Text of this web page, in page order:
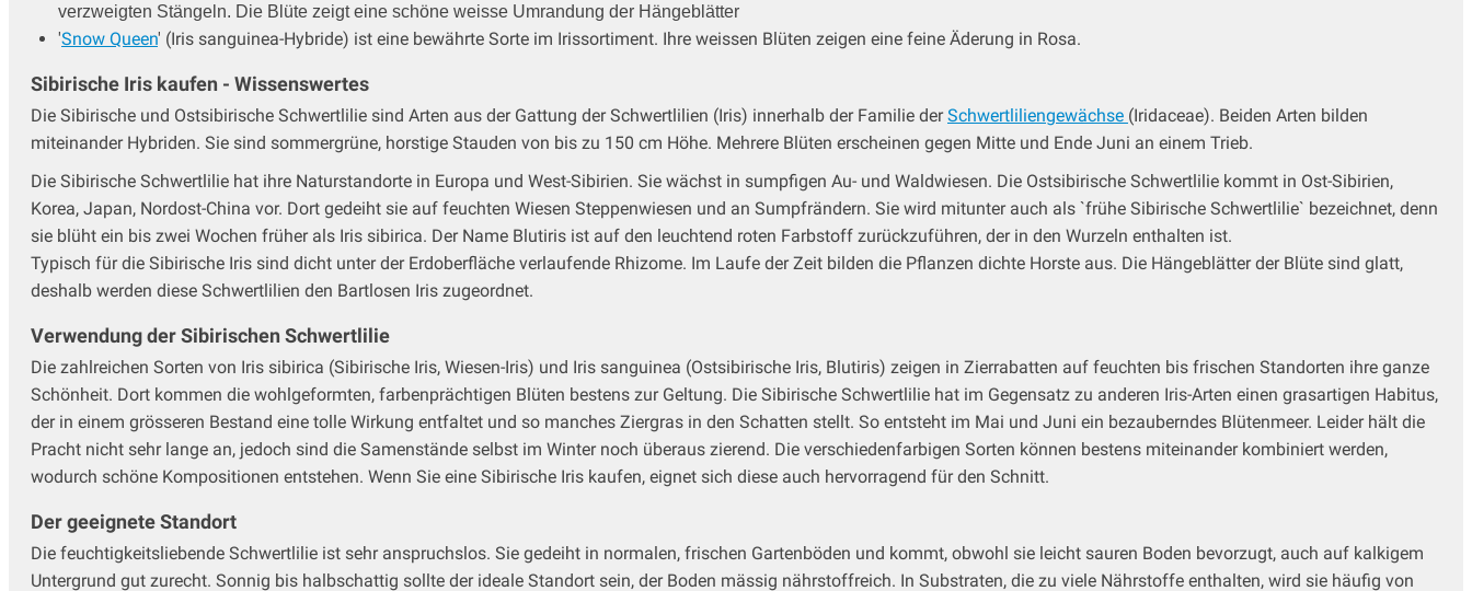
verzweigten Stängeln. Die Blüte zeigt eine schöne weisse Umrandung der Hängeblätter
'Snow Queen' (Iris sanguinea-Hybride) ist eine bewährte Sorte im Irissortiment. Ihre weissen Blüten zeigen eine feine Äderung in Rosa.
Sibirische Iris kaufen - Wissenswertes
Die Sibirische und Ostsibirische Schwertlilie sind Arten aus der Gattung der Schwertlilien (Iris) innerhalb der Familie derSchwertliliengewächse (Iridaceae). Beiden Arten bilden
miteinander Hybriden. Sie sind sommergrüne, horstige Stauden von bis zu 150 cm Höhe. Mehrere Blüten erscheinen gegen Mitte und Ende Juni an einem Trieb.
Die Sibirische Schwertlilie hat ihre Naturstandorte in Europa und West-Sibirien. Sie wächst in sumpfigen Au- und Waldwiesen. Die Ostsibirische Schwertlilie kommt in Ost-Sibirien,
Korea, Japan, Nordost-China vor. Dort gedeiht sie auf feuchten Wiesen Steppenwiesen und an Sumpfrändern. Sie wird mitunter auch als `frühe Sibirische Schwertlilie` bezeichnet, denn
sie blüht ein bis zwei Wochen früher als Iris sibirica. Der Name Blutiris ist auf den leuchtend roten Farbstoff zurückzuführen, der in den Wurzeln enthalten ist.
Typisch für die Sibirische Iris sind dicht unter der Erdoberfläche verlaufende Rhizome. Im Laufe der Zeit bilden die Pflanzen dichte Horste aus. Die Hängeblätter der Blüte sind glatt,
deshalb werden diese Schwertlilien den Bartlosen Iris zugeordnet.
Verwendung der Sibirischen Schwertlilie
Die zahlreichen Sorten von Iris sibirica (Sibirische Iris, Wiesen-Iris) und Iris sanguinea (Ostsibirische Iris, Blutiris) zeigen in Zierrabatten auf feuchten bis frischen Standorten ihre ganze
Schönheit. Dort kommen die wohlgeformten, farbenprächtigen Blüten bestens zur Geltung. Die Sibirische Schwertlilie hat im Gegensatz zu anderen Iris-Arten einen grasartigen Habitus,
der in einem grösseren Bestand eine tolle Wirkung entfaltet und so manches Ziergras in den Schatten stellt. So entsteht im Mai und Juni ein bezauberndes Blütenmeer. Leider hält die
Pracht nicht sehr lange an, jedoch sind die Samenstände selbst im Winter noch überaus zierend. Die verschiedenfarbigen Sorten können bestens miteinander kombiniert werden,
wodurch schöne Kompositionen entstehen. Wenn Sie eine Sibirische Iris kaufen, eignet sich diese auch hervorragend für den Schnitt.
Der geeignete Standort
Die feuchtigkeitsliebende Schwertlilie ist sehr anspruchslos. Sie gedeiht in normalen, frischen Gartenböden und kommt, obwohl sie leicht sauren Boden bevorzugt, auch auf kalkigem
Untergrund gut zurecht. Sonnig bis halbschattig sollte der ideale Standort sein, der Boden mässig nährstoffreich. In Substraten, die zu viele Nährstoffe enthalten, wird sie häufig von